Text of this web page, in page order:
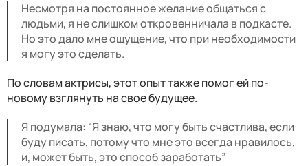
Несмотря на постоянное желание общаться с
людьми, я не слишком откровенничала в подкасте.
Но это дало мне ощущение, что при необходимости
я могу это сделать.
По словам актрисы, этот опыт также помог ей по-
новому взглянуть на свое будущее.
Я подумала: “Я знаю, что могу быть счастлива, если
буду писать, потому что мне это всегда нравилось,
и, может быть, это способ заработать”